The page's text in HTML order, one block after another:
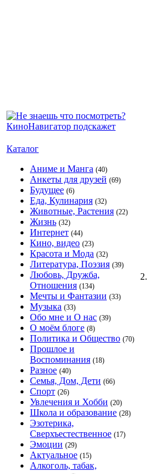
Каталог
Аниме и Манга (40)
Анкеты для друзей (69)
Будущее (6)
Еда, Кулинария (32)
Животные, Растения (22)
Жизнь (32)
Интернет (44)
Кино, видео (23)
Красота и Мода (32)
Литература, Поэзия (39)
Любовь, Дружба,
Отношения (134)
Мечты и Фантазии (33)
Музыка (33)
Обо мне и О нас (39)
О моём блоге (8)
Политика и Общество (70)
Прошлое и
Воспоминания (18)
Разное (40)
Семья, Дом, Дети (66)
Спорт (26)
Увлечения и Хобби (20)
Школа и образование (28)
Эзотерика,
Сверхъестественное (17)
Эмоции (29)
Актуальное (15)
Алкоголь, табак,
2.